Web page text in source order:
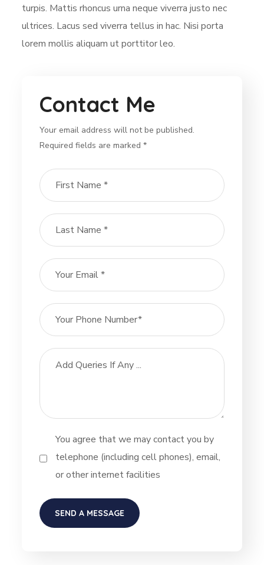
turpis. Mattis rhoncus urna neque viverra justo nec
ultrices. Lacus sed viverra tellus in hac. Nisi porta
lorem mollis aliquam ut porttitor leo.
Contact Me
Your email address will not be published.
Required fields are marked *
You agree that we may contact you by
telephone (including cell phones), email,
or other internet facilities